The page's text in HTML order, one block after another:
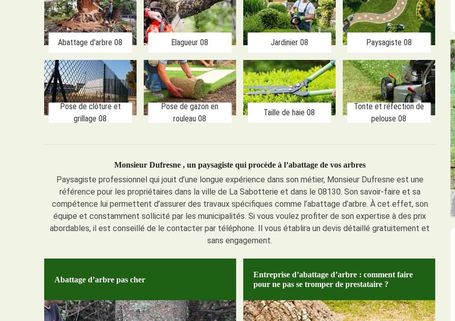
Abattage d'arbre 08 Elagueur 08 Jardinier 08 Paysagiste 08
Pose de clôture et
grillage 08
Pose de gazon en
rouleau 08
Taille de haie 08
Tonte et réfection de
pelouse 08
Monsieur Dufresne , un paysagiste qui procède à l’abattage de vos arbres
Paysagiste professionnel qui jouit d’une longue expérience dans son métier, Monsieur Dufresne est une
référence pour les propriétaires dans la ville de La Sabotterie et dans le 08130. Son savoir-faire et sa
compétence lui permettent d’assurer des travaux spécifiques comme l’abattage d’arbre. À cet effet, son
équipe et constamment sollicité par les municipalités. Si vous voulez profiter de son expertise à des prix
abordables, il est conseillé de le contacter par téléphone. Il vous établira un devis détaillé gratuitement et
sans engagement.
Abattage d’arbre pas cher
Entreprise d’abattage d’arbre : comment faire
pour ne pas se tromper de prestataire ?